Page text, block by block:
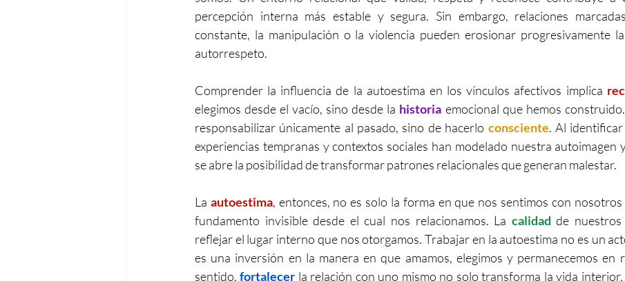
percepción interna más estable y segura. Sin embargo, relaciones
constante, la manipulación o la violencia pueden erosionar progresivamente
autorrespeto.
Comprender la influencia de la autoestima en los vínculos afectivos implica
elegimos desde el vacío, sino desde la historia emocional que hemos
responsabilizar únicamente al pasado, sino de hacerlo consciente. Al
experiencias tempranas y contextos sociales han modelado nuestra autoimagen
se abre la posibilidad de transformar patrones relacionales que generan malestar.
La autoestima, entonces, no es solo la forma en que nos sentimos con nosotros
fundamento invisible desde el cual nos relacionamos. La calidad de
reflejar el lugar interno que nos otorgamos. Trabajar en la autoestima no es un
es una inversión en la manera en que amamos, elegimos y permanecemos en
sentido, fortalecer la relación con uno mismo no solo transforma la vida